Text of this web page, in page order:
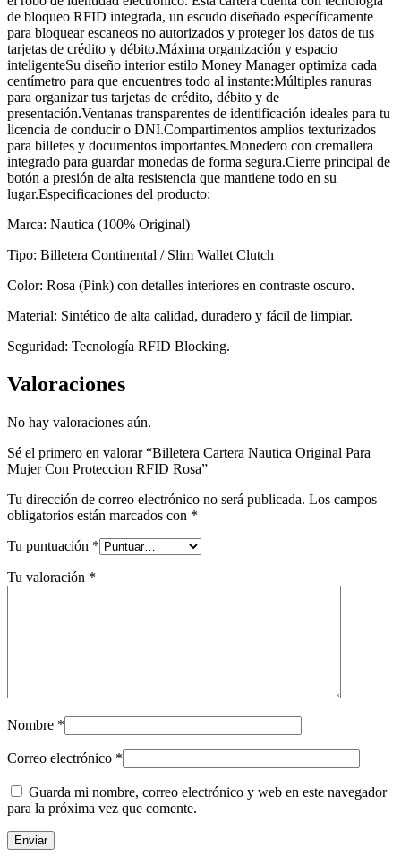
de bloqueo RFID integrada, un escudo diseñado específicamente
para bloquear escaneos no autorizados y proteger los datos de tus
tarjetas de crédito y débito.Máxima organización y espacio
inteligenteSu diseño interior estilo Money Manager optimiza cada
centímetro para que encuentres todo al instante:Múltiples ranuras
para organizar tus tarjetas de crédito, débito y de
presentación.Ventanas transparentes de identificación ideales para tu
licencia de conducir o DNI.Compartimentos amplios texturizados
para billetes y documentos importantes.Monedero con cremallera
integrado para guardar monedas de forma segura.Cierre principal de
botón a presión de alta resistencia que mantiene todo en su
lugar.Especificaciones del producto:
Marca: Nautica (100% Original)
Tipo: Billetera Continental / Slim Wallet Clutch
Color: Rosa (Pink) con detalles interiores en contraste oscuro.
Material: Sintético de alta calidad, duradero y fácil de limpiar.
Seguridad: Tecnología RFID Blocking.
Valoraciones
No hay valoraciones aún.
Sé el primero en valorar “Billetera Cartera Nautica Original Para
Mujer Con Proteccion RFID Rosa”
Tu dirección de correo electrónico no será publicada. Los campos
obligatorios están marcados con *
Tu puntuación *
Tu valoración *
Nombre *
Correo electrónico *
Guarda mi nombre, correo electrónico y web en este navegador
para la próxima vez que comente.